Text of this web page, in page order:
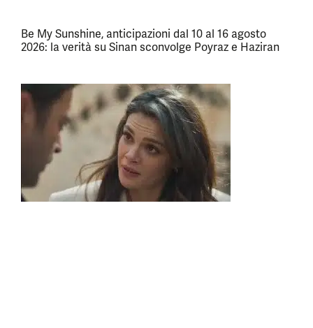
Be My Sunshine, anticipazioni dal 10 al 16 agosto
2026: la verità su Sinan sconvolge Poyraz e Haziran